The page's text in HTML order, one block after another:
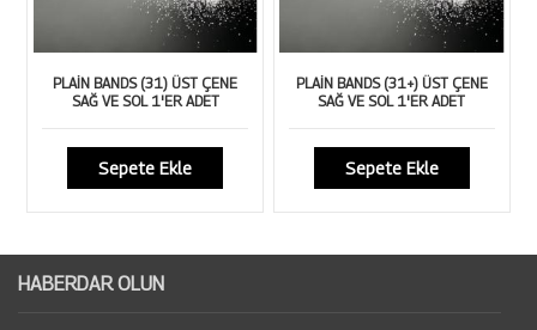
PLAİN BANDS (31) ÜST ÇENE
SAĞ VE SOL 1'ER ADET
Sepete Ekle
PLAİN BANDS (31+) ÜST ÇENE
SAĞ VE SOL 1'ER ADET
Sepete Ekle
HABERDAR OLUN